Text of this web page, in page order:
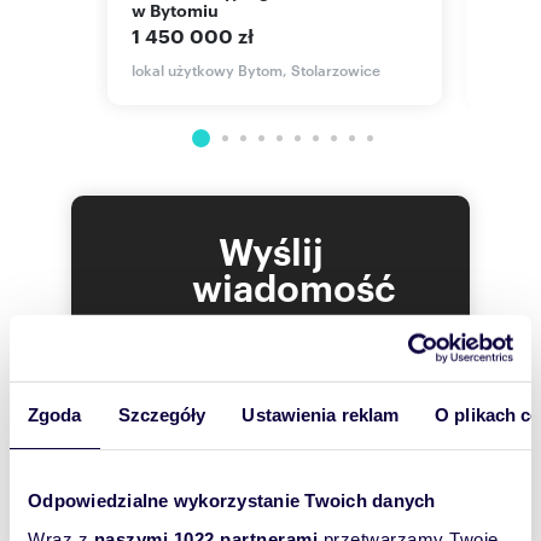
Zgoda Szczegóły Ustawienia reklam O plikach
Odpowiedzialne wykorzystanie Twoich danych
w Bytomiu
1 450 000 zł
lokal użytkowy Bytom, Stolarzowice
Wyślij
wiadomość
właściciel
oferty
Tobą
skontaktował!